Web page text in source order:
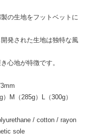
の生地をフットベットに
発された生地は独特な風
心地が特徴です。
M（285g）L（300g）
/ cotton / rayon
sole